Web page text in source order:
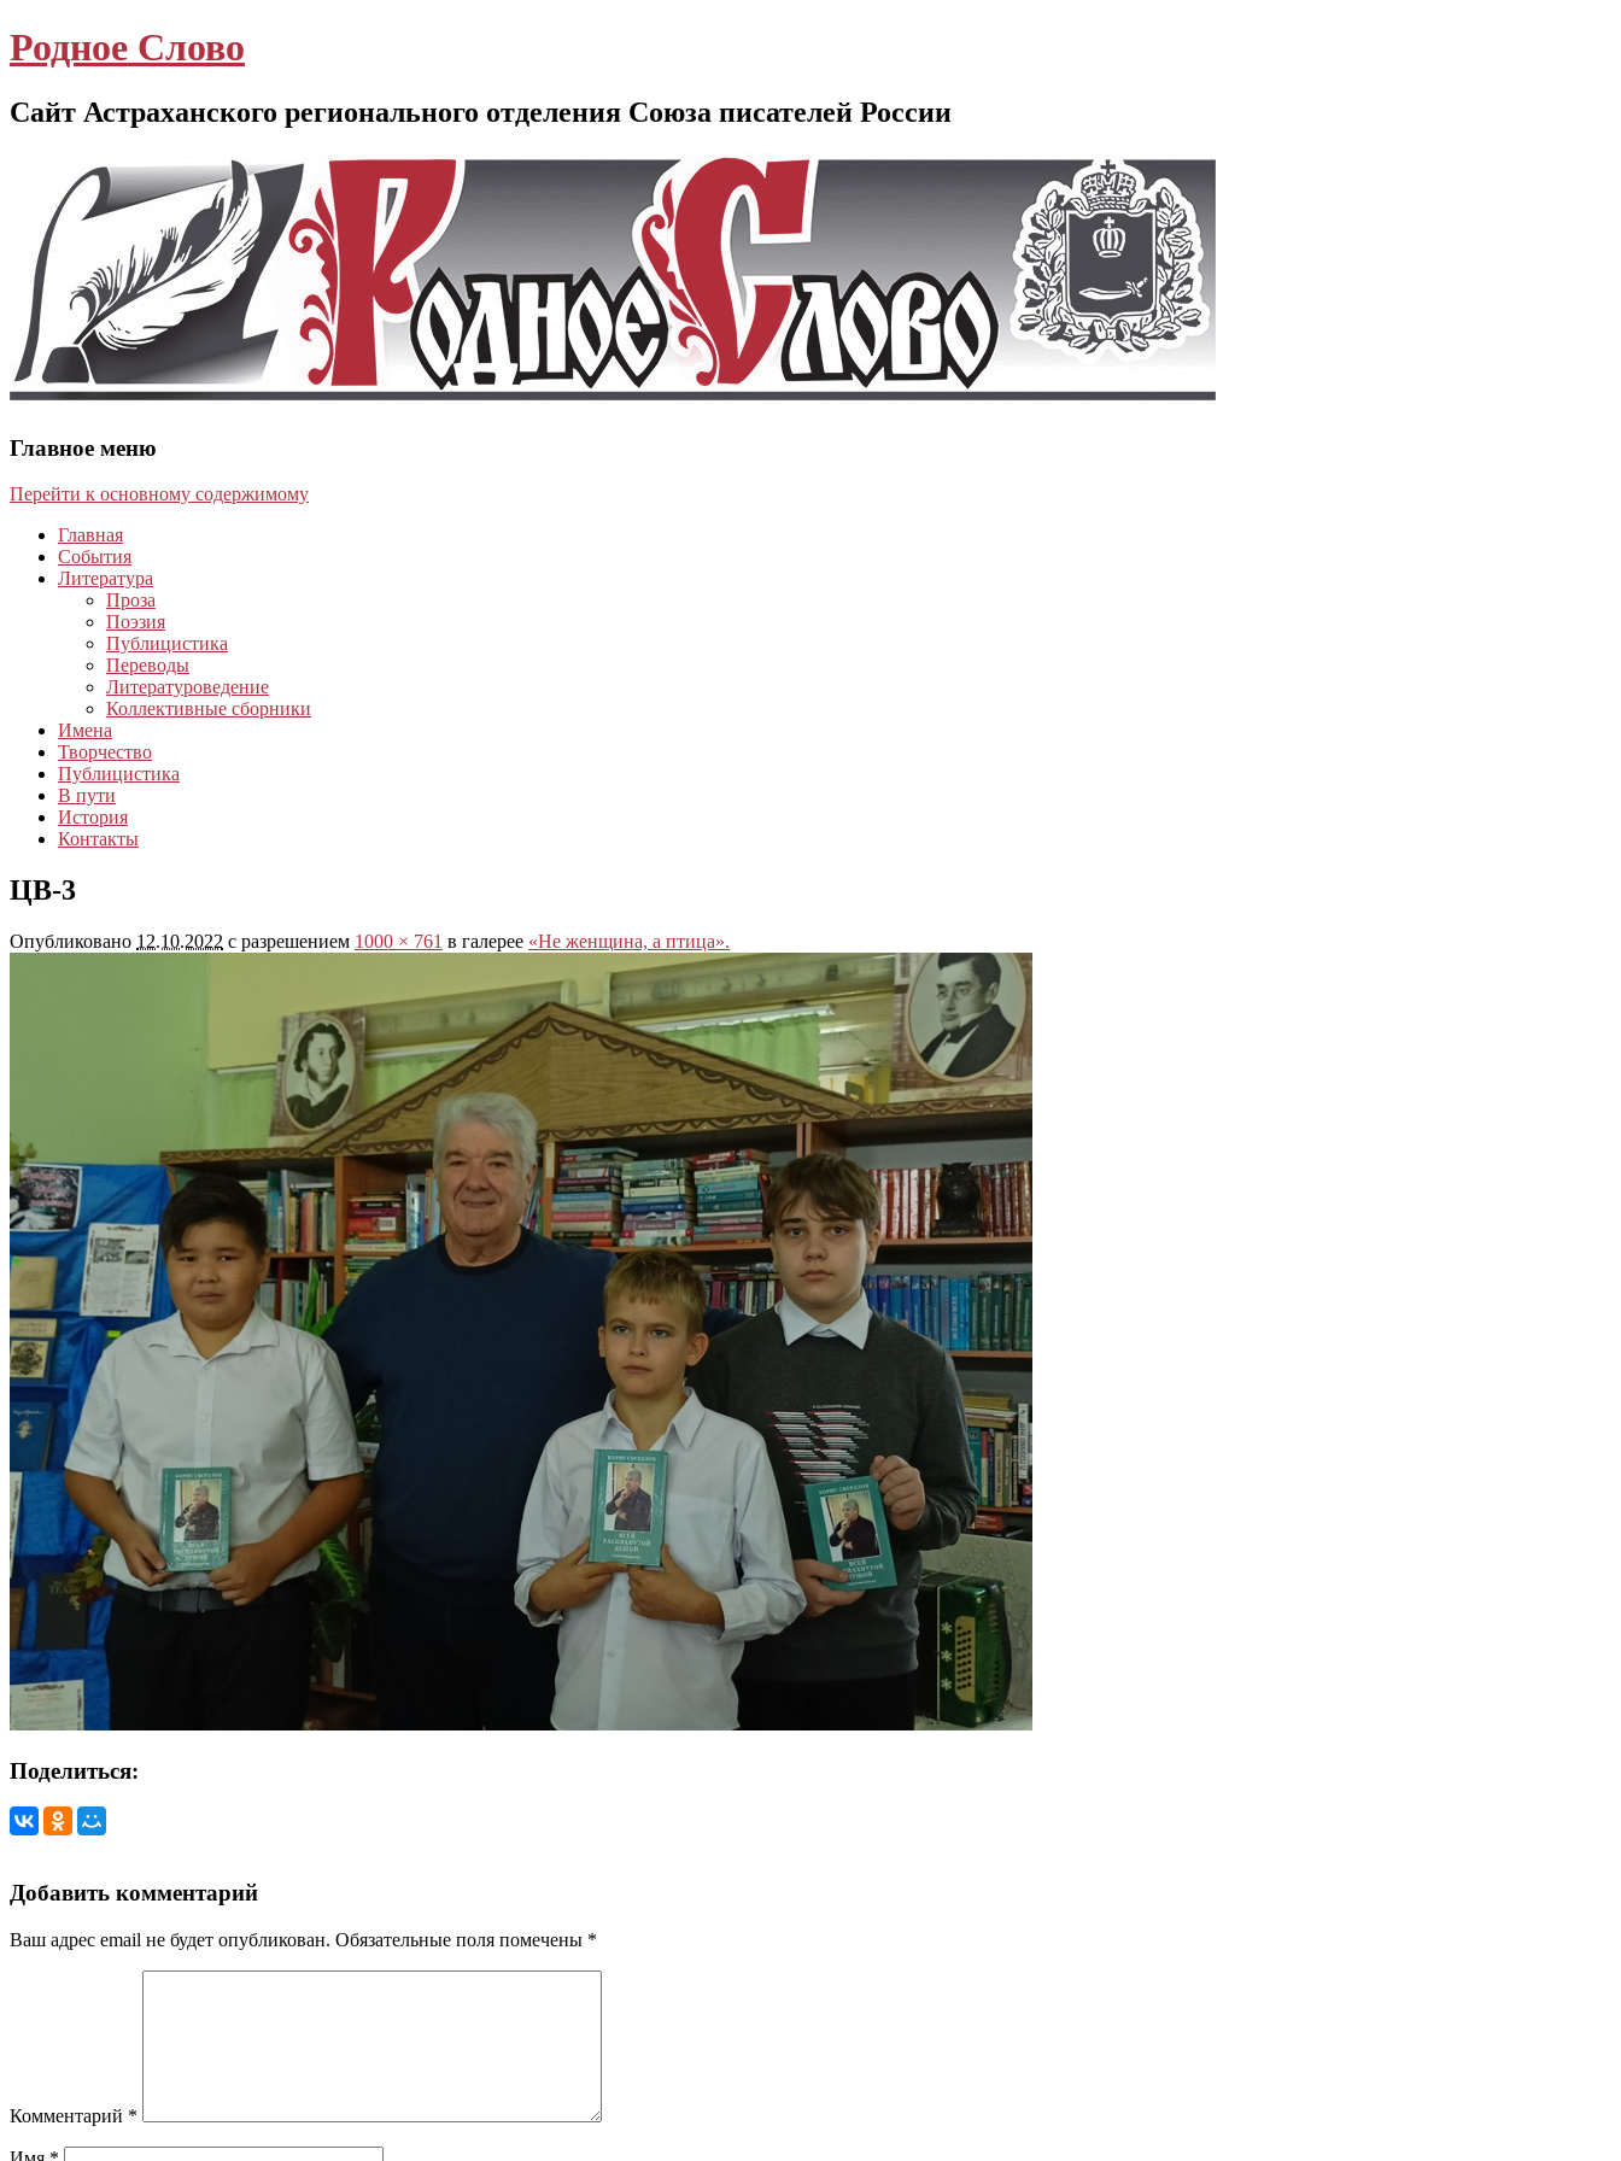
Родное Слово
Сайт Астраханского регионального отделения Союза писателей России
Главное меню
Перейти к основному содержимому
Главная
События
Литература
Проза
Поэзия
Публицистика
Переводы
Литературоведение
Коллективные сборники
Имена
Творчество
Публицистика
В пути
История
Контакты
ЦВ-3
Опубликовано 12.10.2022 с разрешением 1000 × 761 в галерее «Не женщина, а птица».
Поделиться:
Добавить комментарий
Ваш адрес email не будет опубликован. Обязательные поля помечены *
Комментарий *